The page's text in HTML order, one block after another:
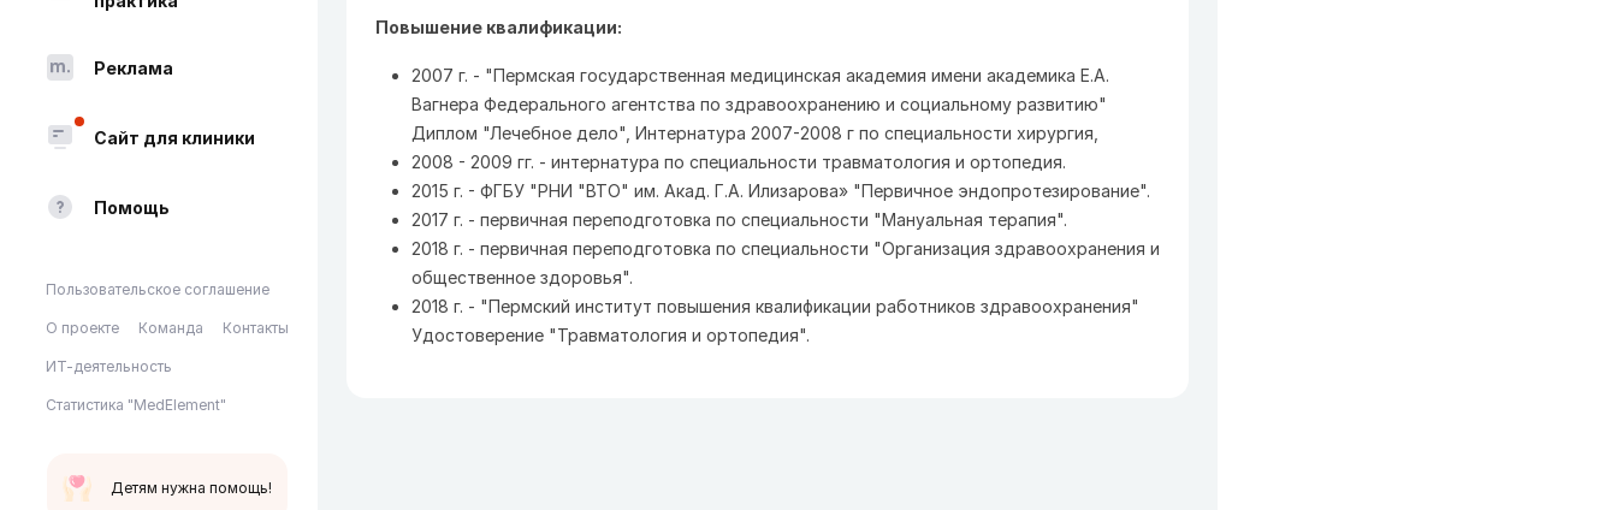
Реклама
Сайт для клиники
Помощь
Пользовательское соглашение
О проекте Команда Контакты
ИТ-деятельность
Статистика "MedElement"
Детям нужна помощь!
Повышение квалификации:
2007 г. - "Пермская государственная медицинская академия имени академика Е.А.
Вагнера Федерального агентства по здравоохранению и социальному развитию"
Диплом "Лечебное дело", Интернатура 2007-2008 г по специальности хирургия,
2008 - 2009 гг. - интернатура по специальности травматология и ортопедия.
2015 г. - ФГБУ "РНИ "ВТО" им. Акад. Г.А. Илизарова» "Первичное эндопротезирование".
2017 г. - первичная переподготовка по специальности "Мануальная терапия".
2018 г. - первичная переподготовка по специальности "Организация здравоохранения и
общественное здоровья".
2018 г. - "Пермский институт повышения квалификации работников здравоохранения"
Удостоверение "Травматология и ортопедия".